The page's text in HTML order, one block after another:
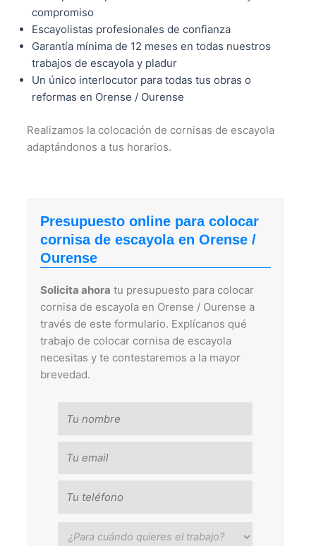
compromiso
Escayolistas profesionales de confianza
Garantía mínima de 12 meses en todas nuestros
trabajos de escayola y pladur
Un único interlocutor para todas tus obras o
reformas en Orense / Ourense
Realizamos la colocación de cornisas de escayola
adaptándonos a tus horarios.
Presupuesto online para colocar
cornisa de escayola en Orense /
Ourense
Solicita ahora tu presupuesto para colocar
cornisa de escayola en Orense / Ourense a
través de este formulario. Explícanos qué
trabajo de colocar cornisa de escayola
necesitas y te contestaremos a la mayor
brevedad.